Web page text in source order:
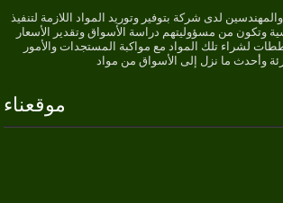
لدى شركة بتوفير وتوريد المواد اللازمة لتنفيذ
وتكون من مسؤوليتهم دراسة الأسواق وتقدير الأسعار
لشراء تلك المواد مع مواكبة المستجدات والأمور
موقعناء